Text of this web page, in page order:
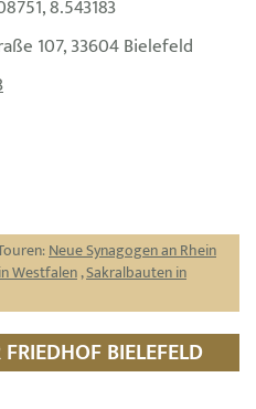
8.543183
107, 33604 Bielefeld
Neue Synagogen an Rhein
Westfalen,Sakralbauten in
BIELEFELD